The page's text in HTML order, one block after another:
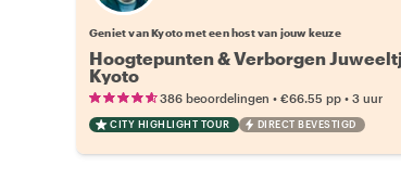
Geniet van Kyoto met een host van jouw keuze
Hoogtepunten & Verborgen
Kyoto
386 beoordelingen • €66.55 pp • 3 uur
CITY HIGHLIGHT TOUR DIRECT BEVESTIGD